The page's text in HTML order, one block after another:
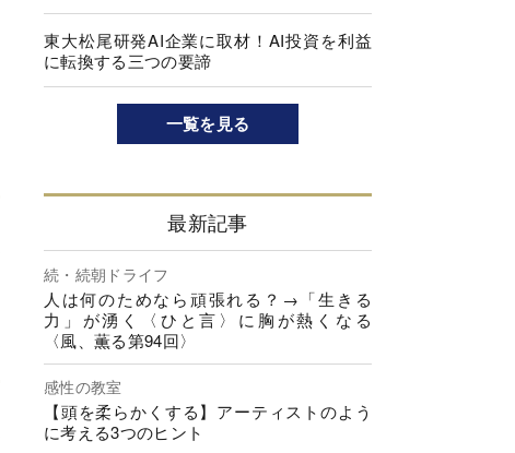
東大松尾研発AI企業に取材！AI投資を利益
に転換する三つの要諦
一覧を見る
最新記事
続・続朝ドライフ
人は何のためなら頑張れる？→「生きる
力」が湧く〈ひと言〉に胸が熱くなる
〈風、薫る第94回〉
感性の教室
【頭を柔らかくする】アーティストのよう
に考える3つのヒント